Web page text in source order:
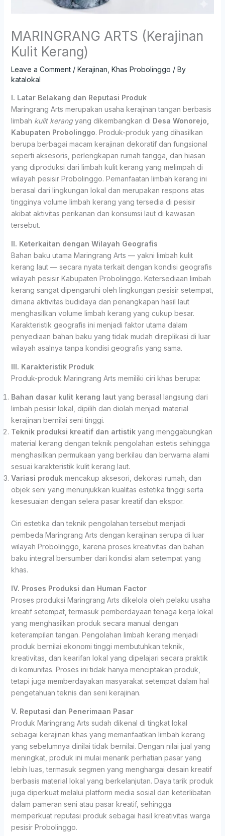
MARINGRANG ARTS (Kerajinan
Kulit Kerang)
Leave a Comment / Kerajinan Khas Probolinggo / By
katalokal
I. Latar Belakang dan Reputasi Produk
Maringrang Arts merupakan usaha kerajinan tangan berbasis
limbah kulit kerangyang dikembangkan di Desa Wonorejo,
Kabupaten Probolinggo. Produk-produk yang dihasilkan
berupa berbagai macam kerajinan dekoratif dan fungsional
seperti aksesoris, perlengkapan rumah tangga, dan hiasan
yang diproduksi dari limbah kulit kerang yang melimpah di
wilayah pesisir Probolinggo. Pemanfaatan limbah kerang ini
berasal dari lingkungan lokal dan merupakan respons atas
tingginya volume limbah kerang yang tersedia di pesisir
akibat aktivitas perikanan dan konsumsi laut di kawasan
tersebut.
II. Keterkaitan dengan Wilayah Geografis
Bahan baku utama Maringrang Arts — yakni limbah kulit
kerang laut — secara nyata terkait dengan kondisi geografis
wilayah pesisir Kabupaten Probolinggo. Ketersediaan limbah
kerang sangat dipengaruhi oleh lingkungan pesisir setempat,
dimana aktivitas budidaya dan penangkapan hasil laut
menghasilkan volume limbah kerang yang cukup besar.
Karakteristik geografis ini menjadi faktor utama dalam
penyediaan bahan baku yang tidak mudah direplikasi di luar
wilayah asalnya tanpa kondisi geografis yang sama.
III. Karakteristik Produk
Produk-produk Maringrang Arts memiliki ciri khas berupa:
Bahan dasar kulit kerang lautyang berasal langsung dari
limbah pesisir lokal, dipilih dan diolah menjadi material
kerajinan bernilai seni tinggi.
Teknik produksi kreatif dan artistikyang menggabungkan
material kerang dengan teknik pengolahan estetis sehingga
menghasilkan permukaan yang berkilau dan berwarna alami
sesuai karakteristik kulit kerang laut.
Variasi produkmencakup aksesori, dekorasi rumah, dan
objek seni yang menunjukkan kualitas estetika tinggi serta
kesesuaian dengan selera pasar kreatif dan ekspor.
Ciri estetika dan teknik pengolahan tersebut menjadi
pembeda Maringrang Arts dengan kerajinan serupa di luar
wilayah Probolinggo, karena proses kreativitas dan bahan
baku integral bersumber dari kondisi alam setempat yang
khas.
IV. Proses Produksi dan Human Factor
Proses produksi Maringrang Arts dikelola oleh pelaku usaha
kreatif setempat, termasuk pemberdayaan tenaga kerja lokal
yang menghasilkan produk secara manual dengan
keterampilan tangan. Pengolahan limbah kerang menjadi
produk bernilai ekonomi tinggi membutuhkan teknik,
kreativitas, dan kearifan lokal yang dipelajari secara praktik
di komunitas. Proses ini tidak hanya menciptakan produk,
tetapi juga memberdayakan masyarakat setempat dalam hal
pengetahuan teknis dan seni kerajinan.
V. Reputasi dan Penerimaan Pasar
Produk Maringrang Arts sudah dikenal di tingkat lokal
sebagai kerajinan khas yang memanfaatkan limbah kerang
yang sebelumnya dinilai tidak bernilai. Dengan nilai jual yang
meningkat, produk ini mulai menarik perhatian pasar yang
lebih luas, termasuk segmen yang menghargai desain kreatif
berbasis material lokal yang berkelanjutan. Daya tarik produk
juga diperkuat melalui platform media sosial dan keterlibatan
dalam pameran seni atau pasar kreatif, sehingga
memperkuat reputasi produk sebagai hasil kreativitas warga
pesisir Probolinggo.